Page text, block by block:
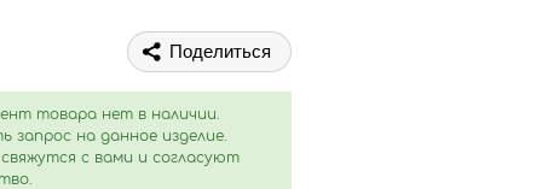
Поделиться
товара нет в наличии.
запрос на данное изделие.
с вами и согласуют